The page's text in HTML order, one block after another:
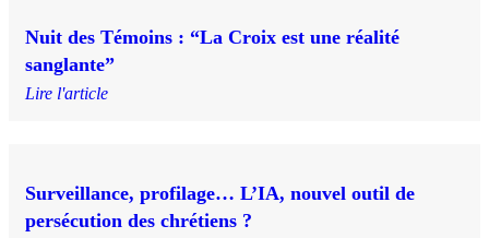
Nuit des Témoins : “La Croix est une réalité
sanglante”
Lire l'article
Surveillance, profilage… L’IA, nouvel outil de
persécution des chrétiens ?